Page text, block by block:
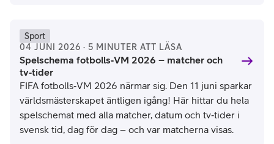
Sport
04 JUNI 2026 · 5 MINUTER ATT LÄSA
Spelschema fotbolls‑VM 2026 – matcher och
tv‑tider
FIFA fotbolls‑VM 2026 närmar sig. Den 11 juni sparkar
världsmästerskapet äntligen igång! Här hittar du hela
spelschemat med alla matcher, datum och tv‑tider i
svensk tid, dag för dag – och var matcherna visas.